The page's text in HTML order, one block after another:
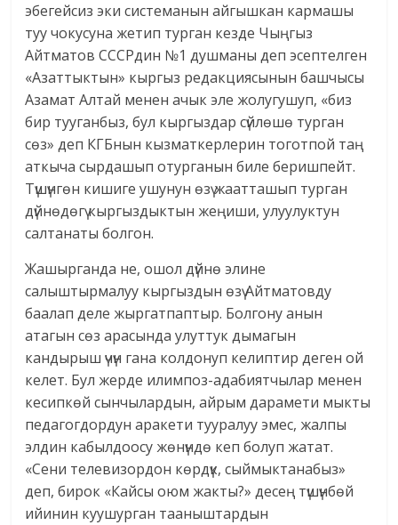
эбегейсиз эки системанын айгышкан кармашы
туу чокусуна жетип турган кезде Чыңгыз
Айтматов СССРдин №1 душманы деп эсептелген
«Азаттыктын» кыргыз редакциясынын башчысы
Азамат Алтай менен ачык эле жолугушуп, «биз
бир тууганбыз, бул кыргыздар сүйлөшө турган
сөз» деп КГБнын кызматкерлерин тоготпой таң
аткыча сырдашып отурганын биле беришпейт.
Түшүнгөн кишиге ушунун өзү жаатташып турган
дүйнөдөгү кыргыздыктын жеңиши, улуулуктун
салтанаты болгон.
Жашырганда не, ошол дүйнө элине
салыштырмалуу кыргыздын өзү Айтматовду
баалап деле жыргатпаптыр. Болгону анын
атагын сөз арасында улуттук дымагын
кандырыш үчүн гана колдонуп келиптир деген ой
келет. Бул жерде илимпоз-адабиятчылар менен
кесипкөй сынчылардын, айрым дарамети мыкты
педагогдордун аракети тууралуу эмес, жалпы
элдин кабылдоосу жөнүндө кеп болуп жатат.
«Сени телевизордон көрдүк, сыймыктанабыз»
деп, бирок «Кайсы оюм жакты?» десең түшүнбөй
ийинин куушурган тааныштардын